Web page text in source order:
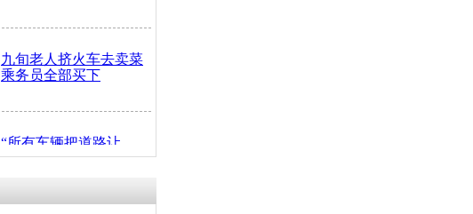
九旬老人挤火车去卖菜
乘务员全部买下
“所有车辆把道路让
开！”儿童突发疾病交